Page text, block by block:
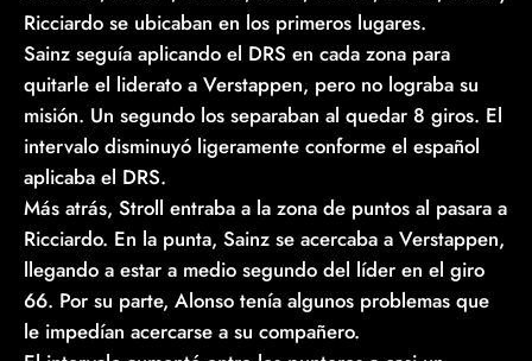
Ricciardo se ubicaban en los primeros lugares.
Sainz seguía aplicando el DRS en cada zona para
quitarle el liderato a Verstappen, pero no lograba su
misión. Un segundo los separaban al quedar 8 giros. El
intervalo disminuyó ligeramente conforme el español
aplicaba el DRS.
Más atrás, Stroll entraba a la zona de puntos al pasara a
Ricciardo. En la punta, Sainz se acercaba a Verstappen,
llegando a estar a medio segundo del líder en el giro
66. Por su parte, Alonso tenía algunos problemas que
le impedían acercarse a su compañero.